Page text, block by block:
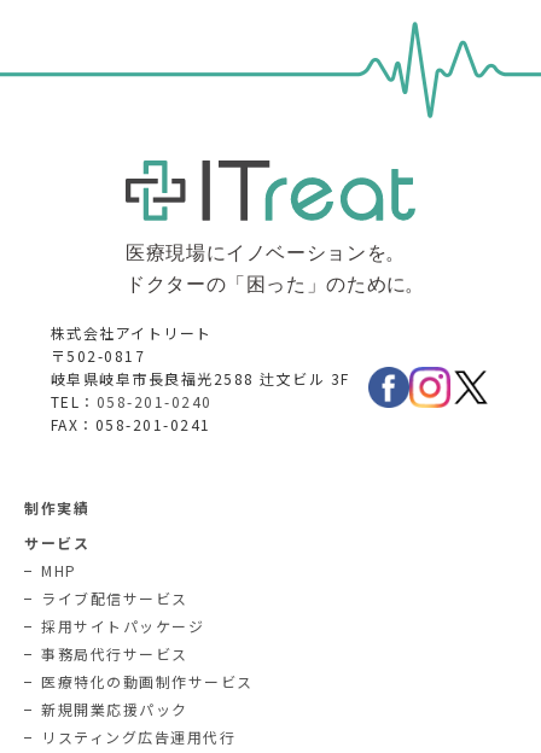
株式会社アイトリート
〒502-0817
岐阜県岐阜市長良福光2588 辻文ビル 3F
TEL： 058-201-0240
FAX：058-201-0241
制作実績
サービス
MHP
ライブ配信サービス
採用サイトパッケージ
事務局代行サービス
医療特化の動画制作サービス
新規開業応援パック
リスティング広告運用代行